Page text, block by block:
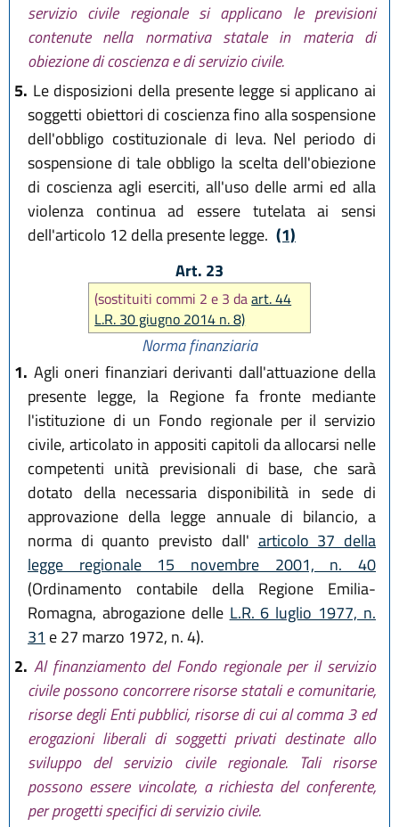
servizio civile regionale si applicano le previsioni
contenute nella normativa statale in materia di
obiezione di coscienza e di servizio civile.
5. Le disposizioni della presente legge si applicano ai
soggetti obiettori di coscienza fino alla sospensione
dell'obbligo costituzionale di leva. Nel periodo di
sospensione di tale obbligo la scelta dell'obiezione
di coscienza agli eserciti, all'uso delle armi ed alla
violenza continua ad essere tutelata ai sensi
dell'articolo 12 della presente legge. (1)
Art. 23
(sostituiti commi 2 e 3 daart. 44
L.R. 30 giugno 2014 n. 8)
Norma finanziaria
1. Agli oneri finanziari derivanti dall'attuazione della
presente legge, la Regione fa fronte mediante
l'istituzione di un Fondo regionale per il servizio
civile, articolato in appositi capitoli da allocarsi nelle
competenti unità previsionali di base, che sarà
dotato della necessaria disponibilità in sede di
approvazione della legge annuale di bilancio, a
norma di quanto previsto dall' articolo 37 della
legge regionale 15 novembre 2001, n. 40
(Ordinamento contabile della Regione Emilia-
Romagna, abrogazione delle L.R. 6 luglio 1977, n.
31 e 27 marzo 1972, n. 4).
2. Al finanziamento del Fondo regionale per il servizio
civile possono concorrere risorse statali e comunitarie,
risorse degli Enti pubblici, risorse di cui al comma 3 ed
erogazioni liberali di soggetti privati destinate allo
sviluppo del servizio civile regionale. Tali risorse
possono essere vincolate, a richiesta del conferente,
per progetti specifici di servizio civile.